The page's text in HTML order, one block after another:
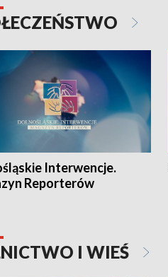
Interwencje.
Reporterów
I WIEŚ